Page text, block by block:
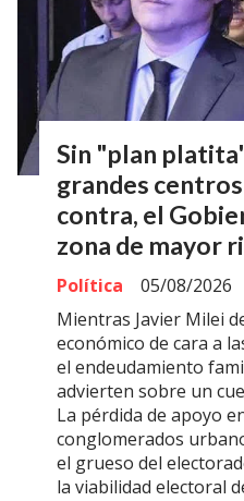
Sin "plan
grandes
contra, el
zona de mayor
Política
05/08/2026
Mientras Javier Milei
económico de cara a
el endeudamiento
advierten sobre un
La pérdida de apoyo
conglomerados
el grueso del
la viabilidad electoral